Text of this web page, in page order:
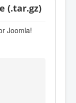
(.tar.gz)
Joomla!